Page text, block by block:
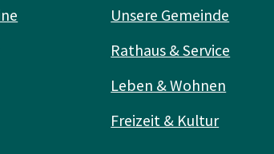
Unsere Gemeinde
Rathaus & Service
Leben & Wohnen
Freizeit & Kultur